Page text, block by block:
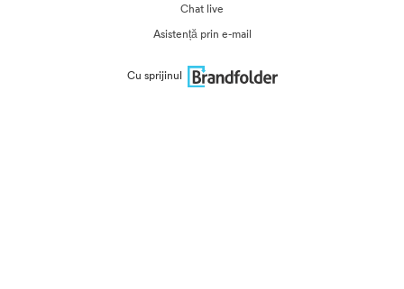
Chat live
Asistență prin e-mail
Cu sprijinul